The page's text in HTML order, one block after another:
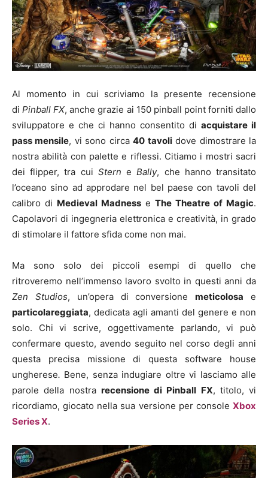
Al momento in cui scriviamo la presente recensione
diPinball FX, anche grazie ai 150 pinball point forniti dallo
sviluppatore e che ci hanno consentito di acquistare il
pass mensile, vi sono circa40 tavolidove dimostrare la
nostra abilità con palette e riflessi. Citiamo i mostri sacri
dei flipper, tra cui Stern eBally, che hanno transitato
l’oceano sino ad approdare nel bel paese con tavoli del
calibro di Medieval Madness e The Theatre of Magic.
Capolavori di ingegneria elettronica e creatività, in grado
di stimolare il fattore sfida come non mai.
Ma sono solo dei piccoli esempi di quello che
ritroveremo nell’immenso lavoro svolto in questi anni da
Zen Studios, un’opera di conversionemeticolosa e
particolareggiata, dedicata agli amanti del genere e non
solo. Chi vi scrive, oggettivamente parlando, vi può
confermare questo, avendo seguito nel corso degli anni
questa precisa missione di questa software house
ungherese. Bene, senza indugiare oltre vi lasciamo alle
parole della nostra recensione di Pinball FX, titolo, vi
ricordiamo, giocato nella sua versione per console Xbox
Series X.